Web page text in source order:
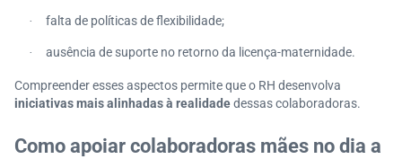
· falta de políticas de flexibilidade;
· ausência de suporte no retorno da licença-maternidade.
Compreender esses aspectos permite que o RH desenvolva
iniciativas mais alinhadas à realidadedessas colaboradoras.
Como apoiar colaboradoras mães no dia a